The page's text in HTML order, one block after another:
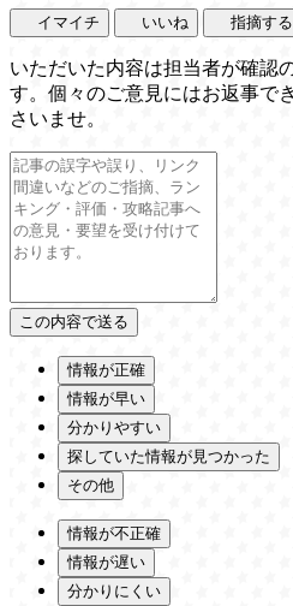
イマイチ いいね 指摘する
いただいた内容は担当者が確認
す。個々のご意見にはお返事で
さいませ。
情報が正確
情報が早い
分かりやすい
探していた情報が見つかった
その他
情報が不正確
情報が遅い
分かりにくい